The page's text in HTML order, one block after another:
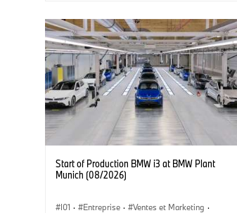
Start of Production BMW i3 at BMW Plant
Munich (08/2026)
I01 · Entreprise · Ventes et Marketing ·